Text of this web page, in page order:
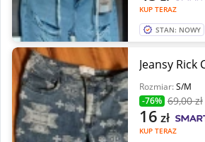
KUP TERAZ
STAN: NOWY
Jeansy Rick
Rozmiar:S/M
-76% 69,00 zł
KUP TERAZ
16 zł